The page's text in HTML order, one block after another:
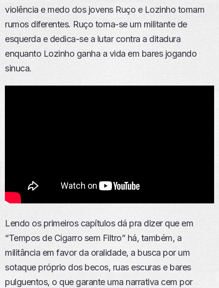
violência e medo dos jovens Ruço e Lozinho tomam
rumos diferentes. Ruço torna-se um militante de
esquerda e dedica-se a lutar contra a ditadura
enquanto Lozinho ganha a vida em bares jogando
sinuca.
Lendo os primeiros capítulos dá pra dizer que em
“Tempos de Cigarro sem Filtro” há, também, a
militância em favor da oralidade, a busca por um
sotaque próprio dos becos, ruas escuras e bares
pulguentos, o que garante uma narrativa cem por